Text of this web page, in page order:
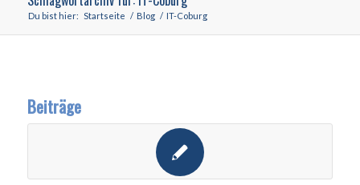
Du bist hier: Startseite / Blog / IT-Coburg
Beiträge